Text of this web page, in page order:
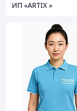
ИП «ARTIX »